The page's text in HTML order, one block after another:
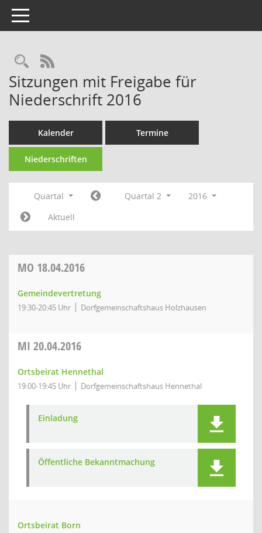
Toggle navigation
Rechercheauswahl
RSS-Feed
Sitzungen mit Freigabe für
Niederschrift 2016
Kalender Termine
Niederschriften
Quartal Quartal 2
2016
Aktuell
MO 18.04.2016
Gemeindevertretung
19:30-20:45 Uhr Dorfgemeinschaftshaus Holzhausen
MI 20.04.2016
Ortsbeirat Hennethal
19:00-19:45 Uhr Dorfgemeinschaftshaus Hennethal
Einladung
Öffentliche Bekanntmachung
Ortsbeirat Born